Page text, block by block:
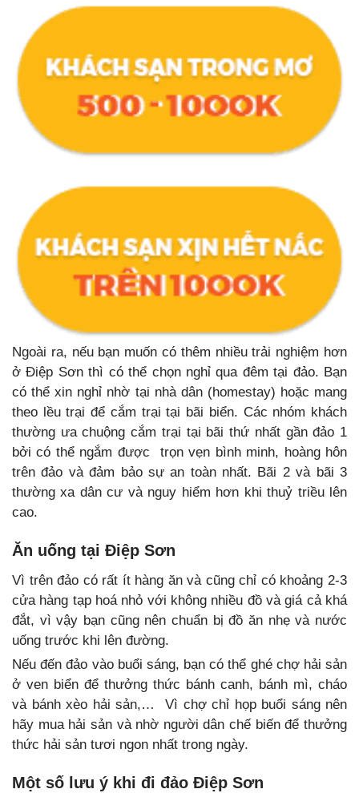
Ngoài ra, nếu bạn muốn có thêm nhiều trải nghiệm hơn
ở Điệp Sơn thì có thể chọn nghỉ qua đêm tại đảo. Bạn
có thể xin nghỉ nhờ tại nhà dân (homestay) hoặc mang
theo lều trại để cắm trại tại bãi biển. Các nhóm khách
thường ưa chuộng cắm trại tại bãi thứ nhất gần đảo 1
bởi có thể ngắm được trọn vẹn bình minh, hoàng hôn
trên đảo và đảm bảo sự an toàn nhất. Bãi 2 và bãi 3
thường xa dân cư và nguy hiểm hơn khi thuỷ triều lên
cao.
Ăn uống tại Điệp Sơn
Vì trên đảo có rất ít hàng ăn và cũng chỉ có khoảng 2-3
cửa hàng tạp hoá nhỏ với không nhiều đồ và giá cả khá
đắt, vì vậy bạn cũng nên chuẩn bị đồ ăn nhẹ và nước
uống trước khi lên đường.
Nếu đến đảo vào buổi sáng, bạn có thể ghé chợ hải sản
ở ven biển để thưởng thức bánh canh, bánh mì, cháo
và bánh xèo hải sản,… Vì chợ chỉ họp buổi sáng nên
hãy mua hải sản và nhờ người dân chế biến để thưởng
thức hải sản tươi ngon nhất trong ngày.
Một số lưu ý khi đi đảo Điệp Sơn